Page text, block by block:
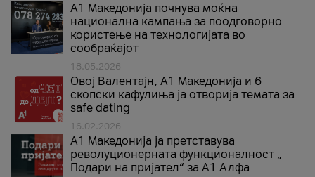
A1 Македонија почнува моќна
национална кампања за поодговорно
користење на технологијата во
сообраќајот
18.05.2026
Овој Валентајн, A1 Македонија и 6
скопски кафулиња ја отворија темата за
safe dating
16.02.2026
А1 Македонија ја претставува
револуционерната функционалност „
Подари на пријател“ за А1 Алфа